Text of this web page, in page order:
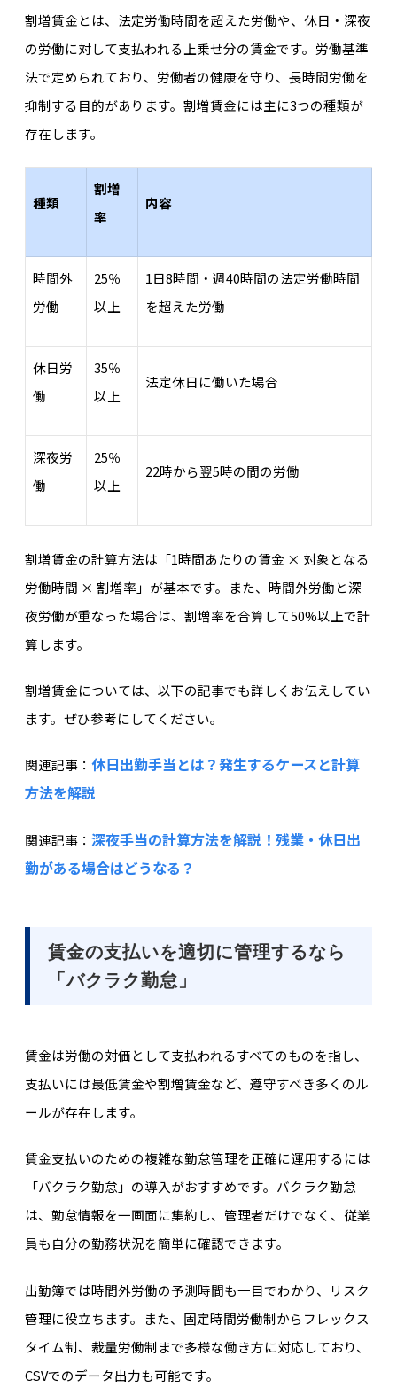
割増賃金とは、法定労働時間を超えた労働や、休日・深夜
の労働に対して支払われる上乗せ分の賃金です。労働基準
法で定められており、労働者の健康を守り、長時間労働を
抑制する目的があります。割増賃金には主に3つの種類が
存在します。
種類
割増
率
内容
時間外
労働
25％
以上
1日8時間・週40時間の法定労働時間
を超えた労働
休日労
働
35％
以上
法定休日に働いた場合
深夜労
働
25％
以上
22時から翌5時の間の労働
割増賃金の計算方法は「1時間あたりの賃金 × 対象となる
労働時間 × 割増率」が基本です。また、時間外労働と深
夜労働が重なった場合は、割増率を合算して50%以上で計
算します。
割増賃金については、以下の記事でも詳しくお伝えしてい
ます。ぜひ参考にしてください。
関連記事： 休日出勤手当とは？発生するケースと計算
方法を解説
関連記事： 深夜手当の計算方法を解説！残業・休日出
勤がある場合はどうなる？
賃金の支払いを適切に管理するなら
「バクラク勤怠」
賃金は労働の対価として支払われるすべてのものを指し、
支払いには最低賃金や割増賃金など、遵守すべき多くのル
ールが存在します。
賃金支払いのための複雑な勤怠管理を正確に運用するには
「バクラク勤怠」の導入がおすすめです。バクラク勤怠
は、勤怠情報を一画面に集約し、管理者だけでなく、従業
員も自分の勤務状況を簡単に確認できます。
出勤簿では時間外労働の予測時間も一目でわかり、リスク
管理に役立ちます。また、固定時間労働制からフレックス
タイム制、裁量労働制まで多様な働き方に対応しており、
CSVでのデータ出力も可能です。